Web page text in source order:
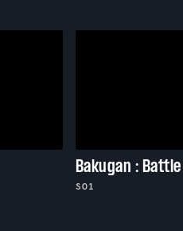
Bakugan :
S01